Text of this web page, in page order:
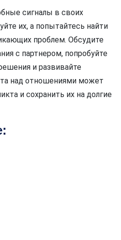
сигналы в своих
их, а попытайтесь найти
проблем. Обсудите
с партнером, попробуйте
и развивайте
над отношениями может
и сохранить их на долгие